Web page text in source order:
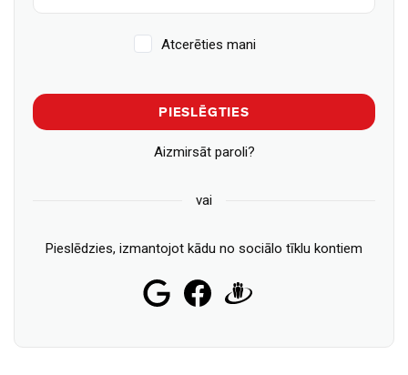
Atcerēties mani
PIESLĒGTIES
Aizmirsāt paroli?
vai
Pieslēdzies, izmantojot kādu no sociālo tīklu kontiem